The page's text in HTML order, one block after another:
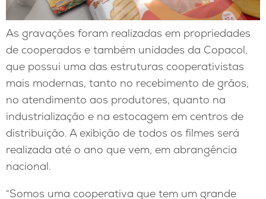
As gravações foram realizadas em propriedades
de cooperados e também unidades da Copacol,
que possui uma das estruturas cooperativistas
mais modernas, tanto no recebimento de grãos,
no atendimento aos produtores, quanto na
industrialização e na estocagem em centros de
distribuição. A exibição de todos os filmes será
realizada até o ano que vem, em abrangência
nacional.
“Somos uma cooperativa que tem um grande